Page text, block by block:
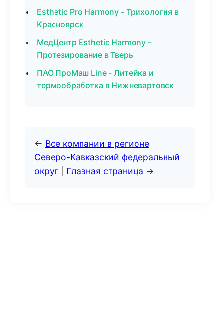
Esthetic Pro Harmony - Трихология в
Красноярск
МедЦентр Esthetic Harmony -
Протезирование в Тверь
ПАО ПроМаш Line - Литейка и
термообработка в Нижневартовск
← Все компании в регионе
Северо-Кавказский федеральный
округ
Главная страница →